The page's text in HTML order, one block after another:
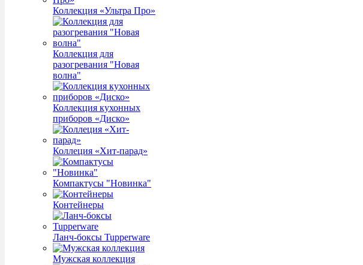
Коллекция «Ультра Про»
Коллекция для
разогревания "Новая
волна"
Коллекция кухонных
приборов «Диско»
Коллеция «Хит-парад»
Компактусы "Новинка"
Контейнеры
Ланч-боксы Tupperware
Мужская коллекция